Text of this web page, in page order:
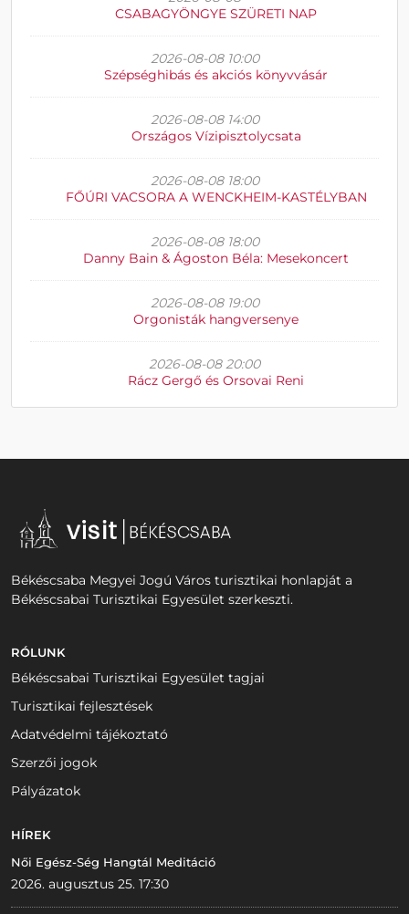
CSABAGYÖNGYE SZÜRETI NAP
2026-08-08 10:00
Szépséghibás és akciós könyvvásár
2026-08-08 14:00
Országos Vízipisztolycsata
2026-08-08 18:00
FŐÚRI VACSORA A WENCKHEIM-KASTÉLYBAN
2026-08-08 18:00
Danny Bain & Ágoston Béla: Mesekoncert
2026-08-08 19:00
Orgonisták hangversenye
2026-08-08 20:00
Rácz Gergő és Orsovai Reni
Békéscsaba Megyei Jogú Város turisztikai honlapját a
Békéscsabai Turisztikai Egyesület szerkeszti.
RÓLUNK
Békéscsabai Turisztikai Egyesület tagjai
Turisztikai fejlesztések
Adatvédelmi tájékoztató
Szerzői jogok
Pályázatok
HÍREK
Női Egész-Ség Hangtál Meditáció
2026. augusztus 25. 17:30